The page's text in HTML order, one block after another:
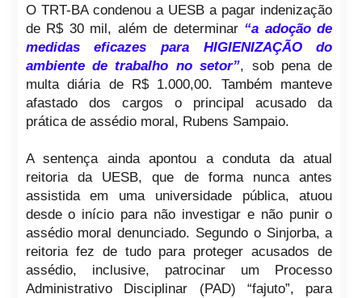
O TRT-BA condenou a UESB a pagar indenização
de R$ 30 mil, além de determinar “a adoção de
medidas eficazes para HIGIENIZAÇÃO do
ambiente de trabalho no setor”, sob pena de
multa diária de R$ 1.000,00. Também manteve
afastado dos cargos o principal acusado da
prática de assédio moral, Rubens Sampaio.
A sentença ainda apontou a conduta da atual
reitoria da UESB, que de forma nunca antes
assistida em uma universidade pública, atuou
desde o início para não investigar e não punir o
assédio moral denunciado. Segundo o Sinjorba, a
reitoria fez de tudo para proteger acusados de
assédio, inclusive, patrocinar um Processo
Administrativo Disciplinar (PAD) “fajuto”, para